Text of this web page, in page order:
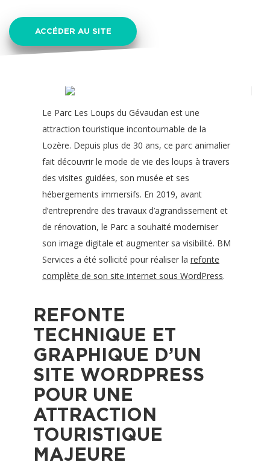
ACCÉDER AU SITE
Le Parc Les Loups du Gévaudan est une
attraction touristique incontournable de la
Lozère. Depuis plus de 30 ans, ce parc animalier
fait découvrir le mode de vie des loups à travers
des visites guidées, son musée et ses
hébergements immersifs. En 2019, avant
d’entreprendre des travaux d’agrandissement et
de rénovation, le Parc a souhaité moderniser
son image digitale et augmenter sa visibilité. BM
Services a été sollicité pour réaliser la refonte
complète de son site internet sous WordPress.
REFONTE
TECHNIQUE ET
GRAPHIQUE D’UN
SITE WORDPRESS
POUR UNE
ATTRACTION
TOURISTIQUE
MAJEURE